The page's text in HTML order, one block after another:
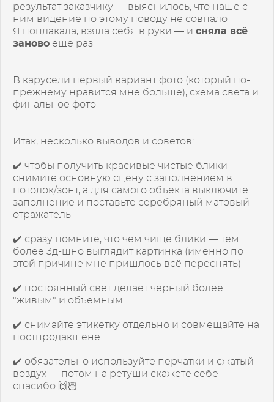
результат заказчику — выяснилось, что наше с
ним видение по этому поводу не совпало
Я поплакала, взяла себя в руки — и сняла всё
заново ещё раз
В карусели первый вариант фото (который по-
прежнему нравится мне больше), схема света и
финальное фото
Итак, несколько выводов и советов:
✔️ чтобы получить красивые чистые блики —
снимите основную сцену с заполнением в
потолок/зонт, а для самого объекта выключите
заполнение и поставьте серебряный матовый
отражатель
✔️ сразу помните, что чем чище блики — тем
более 3д-шно выглядит картинка (именно по
этой причине мне пришлось всё переснять)
✔️ постоянный свет делает черный более
"живым" и объёмным
✔️ снимайте этикетку отдельно и совмещайте на
постпродакшене
✔️ обязательно используйте перчатки и сжатый
воздух — потом на ретуши скажете себе
спасибо 🙌🏻